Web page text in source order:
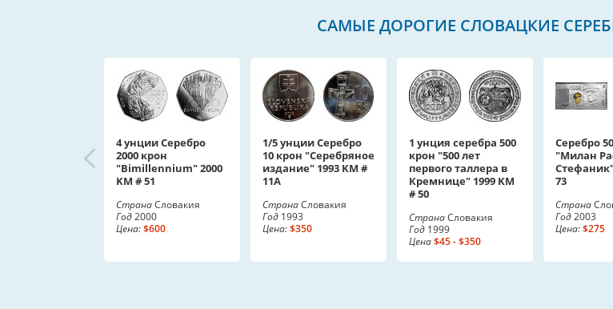
САМЫЕ ДОРОГИЕ СЛОВАЦКИЕ
4 унции Серебро
2000 крон
"Bimillennium" 2000
KM # 51
СтранаСловакия
Год2000
Цена:$600
1/5 унции Серебро
10 крон "Серебряное
издание" 1993 KM #
11A
СтранаСловакия
Год 1993
Цена:$350
1 унция серебра 500
крон "500 лет
первого таллера в
Кремнице" 1999 KM
# 50
СтранаСловакия
Год 1999
Цена$45 - $350
Серебро
"Милан
73
Страна
Год2003
Цена:$275